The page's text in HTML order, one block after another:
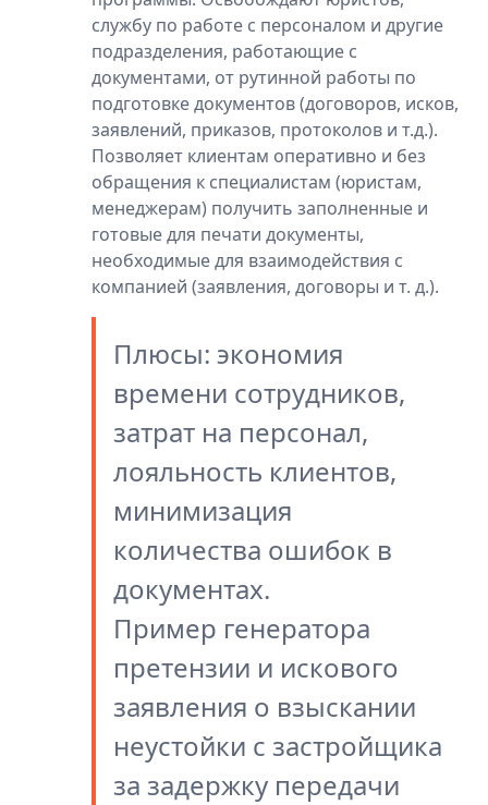
службу по работе с персоналом и другие
подразделения, работающие с
документами, от рутинной работы по
подготовке документов (договоров, исков,
заявлений, приказов, протоколов и т.д.).
Позволяет клиентам оперативно и без
обращения к специалистам (юристам,
менеджерам) получить заполненные и
готовые для печати документы,
необходимые для взаимодействия с
компанией (заявления, договоры и т. д.).
Плюсы: экономия
времени сотрудников,
затрат на персонал,
лояльность клиентов,
минимизация
количества ошибок в
документах.
Пример генератора
претензии и искового
заявления о взыскании
неустойки с застройщика
за задержку передачи